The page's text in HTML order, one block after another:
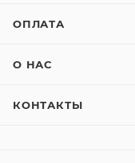
ОПЛАТА
О НАС
КОНТАКТЫ